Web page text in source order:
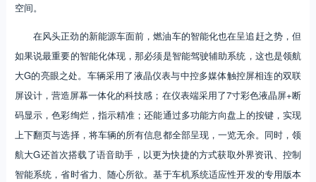
空间。
在风头正劲的新能源车面前，燃油车的智能化也在呈追赶之势，但
如果说最重要的智能化体现，那必须是智能驾驶辅助系统，这也是领航
大G的亮眼之处。车辆采用了液晶仪表与中控多媒体触控屏相连的双联
屏设计，营造屏幕一体化的科技感；在仪表端采用了7寸彩色液晶屏+断
码显示，色彩绚烂，指示精准；还能通过多功能方向盘上的按键，实现
上下翻页与选择，将车辆的所有信息都全部呈现，一览无余。同时，领
航大G还首次搭载了语音助手，以更为快捷的方式获取外界资讯、控制
智能系统，省时省力、随心所欲。基于车机系统适应性开发的专用版本